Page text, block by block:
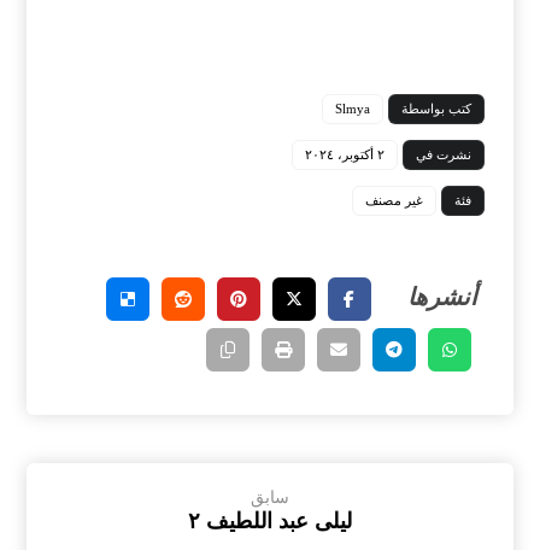
كتب بواسطة Slmya
نشرت في ٢ أكتوبر، ٢٠٢٤
فئة غير مصنف
سابق
ليلى عبد اللطيف ٢